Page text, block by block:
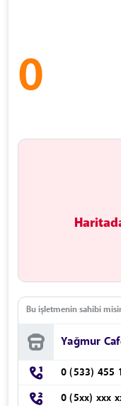
0
Bu işletmenin sahibi
Yağmur
0 (533) 455
0 (5xx) xxx